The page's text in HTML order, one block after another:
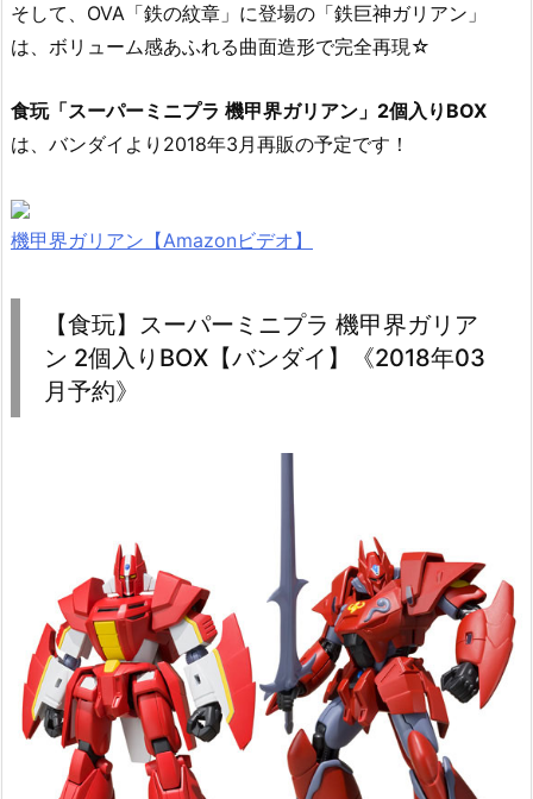
そして、OVA「鉄の紋章」に登場の「鉄巨神ガリアン」
は、ボリューム感あふれる曲面造形で完全再現☆
食玩「スーパーミニプラ 機甲界ガリアン」2個入りBOX
は、バンダイより2018年3月再販の予定です！
機甲界ガリアン【Amazonビデオ】
【食玩】スーパーミニプラ 機甲界ガリア
ン 2個入りBOX【バンダイ】《2018年03
月予約》